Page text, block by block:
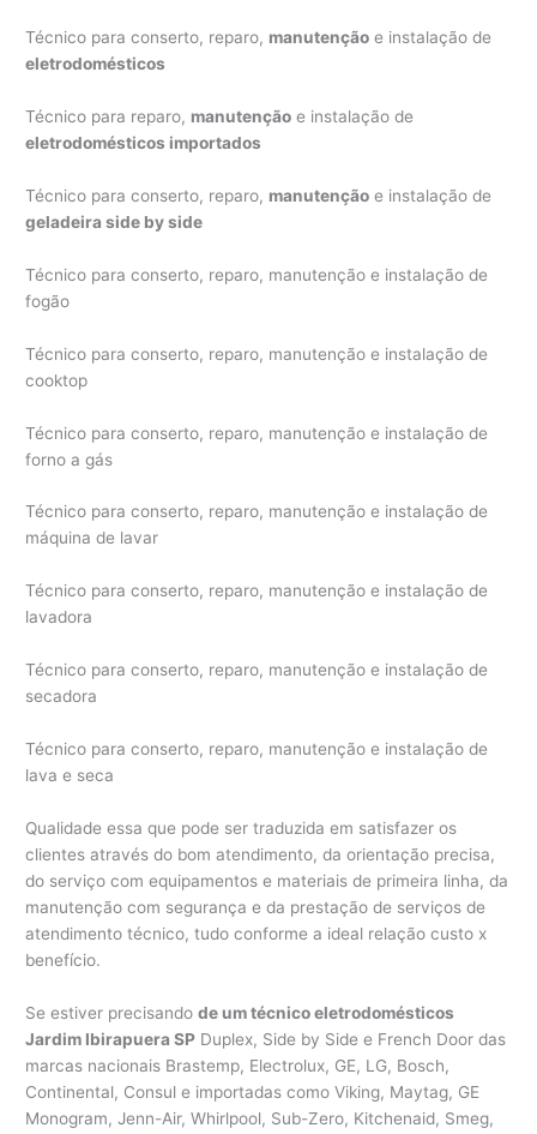
Técnico para conserto, reparo, manutenção e instalação de
eletrodomésticos
Técnico para reparo, manutenção e instalação de
eletrodomésticos importados
Técnico para conserto, reparo, manutenção e instalação de
geladeira side by side
Técnico para conserto, reparo, manutenção e instalação de
fogão
Técnico para conserto, reparo, manutenção e instalação de
cooktop
Técnico para conserto, reparo, manutenção e instalação de
forno a gás
Técnico para conserto, reparo, manutenção e instalação de
máquina de lavar
Técnico para conserto, reparo, manutenção e instalação de
lavadora
Técnico para conserto, reparo, manutenção e instalação de
secadora
Técnico para conserto, reparo, manutenção e instalação de
lava e seca
Qualidade essa que pode ser traduzida em satisfazer os
clientes através do bom atendimento, da orientação precisa,
do serviço com equipamentos e materiais de primeira linha, da
manutenção com segurança e da prestação de serviços de
atendimento técnico, tudo conforme a ideal relação custo x
benefício.
Se estiver precisandode um técnico eletrodomésticos
Jardim Ibirapuera SP Duplex, Side by Side e French Door das
marcas nacionais Brastemp, Electrolux, GE, LG, Bosch,
Continental, Consul e importadas como Viking, Maytag, GE
Monogram, Jenn-Air, Whirlpool, Sub-Zero, Kitchenaid, Smeg,